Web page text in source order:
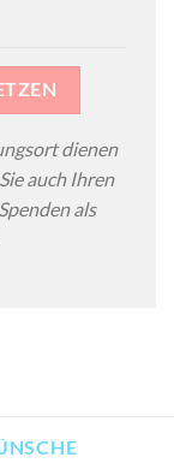
dienen
auch Ihren
als